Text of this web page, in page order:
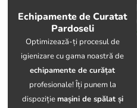
Echipamente de Curatat
Pardoseli
Optimizează-ți procesul de
igienizare cu gama noastră de
echipamente de curățat
profesionale! Îți punem la
dispozițiemașini de spălat și